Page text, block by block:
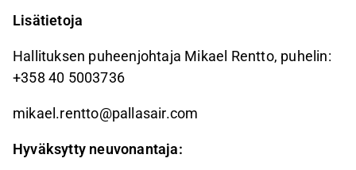
Lisätietoja
Hallituksen puheenjohtaja Mikael Rentto, puhelin:
+358 40 5003736
mikael.rentto@pallasair.com
Hyväksytty neuvonantaja: